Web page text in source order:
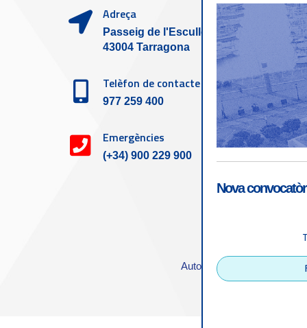
Adreça
Passeig de l'Escullera s/n,
43004 Tarragona
Telèfon de contacte
977 259 400
Emergències
(+34) 900 229 900
Autoritat Portuària de
Nova